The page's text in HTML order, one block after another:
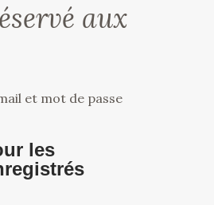
aux
et mot de passe
les